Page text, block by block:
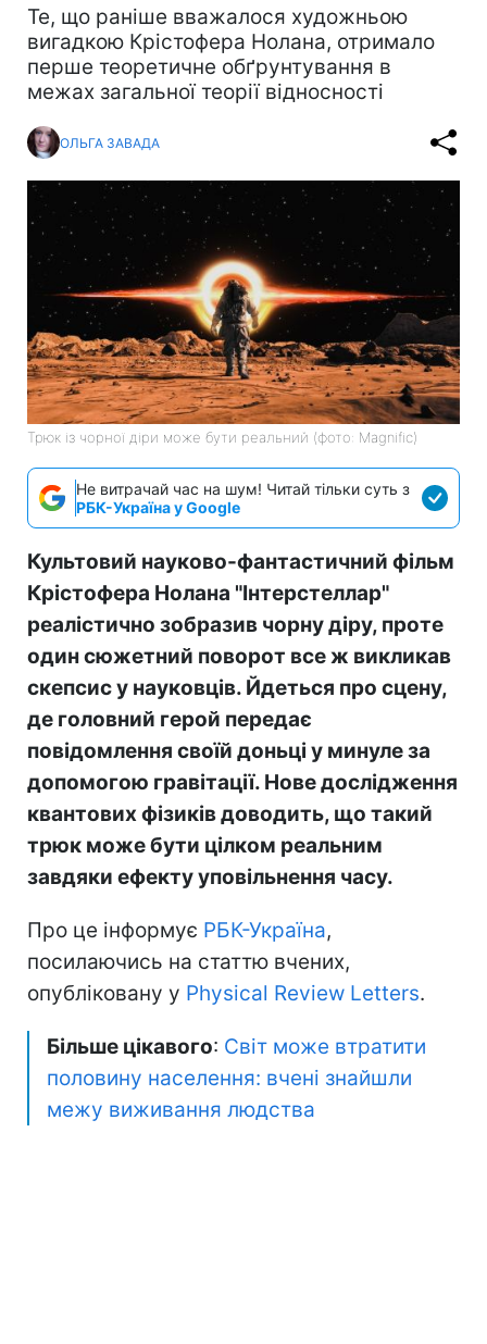
Те, що раніше вважалося художньою
вигадкою Крістофера Нолана, отримало
перше теоретичне обґрунтування в
межах загальної теорії відносності
ОЛЬГА ЗАВАДА
Трюк із чорної діри може бути реальний (фото: Magnific)
Не витрачай час на шум! Читай тільки суть з
РБК-Україна у Google
Культовий науково-фантастичний фільм
Крістофера Нолана "Інтерстеллар"
реалістично зобразив чорну діру, проте
один сюжетний поворот все ж викликав
скепсис у науковців. Йдеться про сцену,
де головний герой передає
повідомлення своїй доньці у минуле за
допомогою гравітації. Нове дослідження
квантових фізиків доводить, що такий
трюк може бути цілком реальним
завдяки ефекту уповільнення часу.
Про це інформує РБК-Україна,
посилаючись на статтю вчених,
опубліковану у Physical Review Letters.
Більше цікавого: Світ може втратити
половину населення: вчені знайшли
межу виживання людства